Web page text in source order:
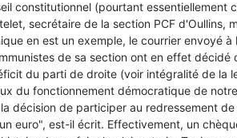
constitutionnel (pourtant essentiellement
secrétaire de la section PCF d'Oullins,
en est un exemple, le courrier envoyé
de sa section ont en effet décidé
du parti de droite (voir intégralité de la
du fonctionnement démocratique de
décision de participer au redressement
euro", est-il écrit. Effectivement, un